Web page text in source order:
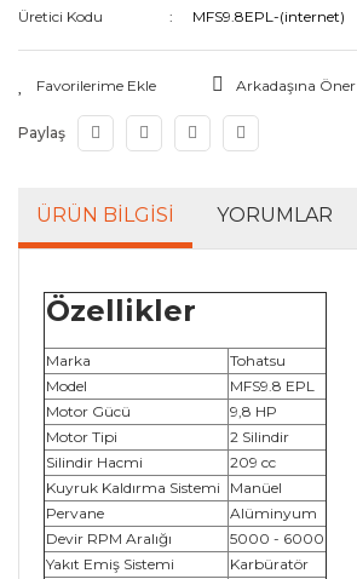
Üretici Kodu
MFS9.8EPL-(internet)
Arkadaşına Öner
Paylaş
ÜRÜN BILGISI YORUMLAR
Özellikler
Marka
Tohatsu
Model
MFS9.8 EPL
Motor Gücü
9,8 HP
Motor Tipi
2 Silindir
Silindir Hacmi
209 cc
Kuyruk Kaldırma Sistemi
Manüel
Pervane
Alüminyum
Devir RPM Aralığı
5000 - 6000
Yakıt Emiş Sistemi
Karbüratör